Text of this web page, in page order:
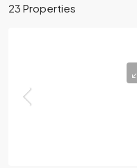
23 Properties